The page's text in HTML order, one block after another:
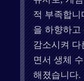
적 부족합니
을 하향하고
감소시켜 다
면서 생체
해졌습니다.